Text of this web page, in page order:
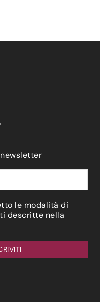
le modalità di
descritte nella